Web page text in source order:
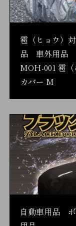
雹（ヒョウ）
品 車外用品
MOH-001 雹（
カバー M
自動車用品